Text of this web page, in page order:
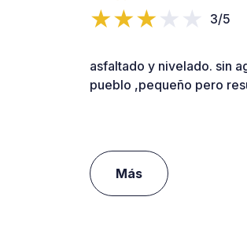
3/5
asfaltado y nivelado. sin
pueblo ,pequeño pero
Más